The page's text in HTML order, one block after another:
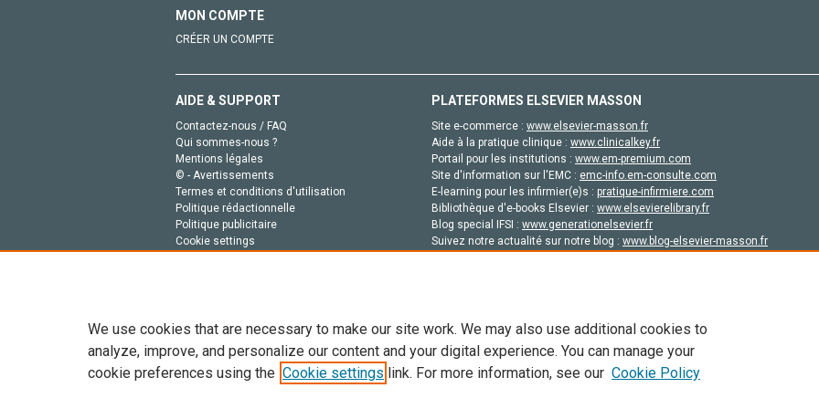
MON COMPTE
CRÉER UN COMPTE
AIDE & SUPPORT
Contactez-nous / FAQ
Qui sommes-nous ?
Mentions légales
© - Avertissements
Termes et conditions d'utilisation
Politique rédactionnelle
Politique publicitaire
Cookie settings
PLATEFORMES ELSEVIER MASSON
Site e-commerce : www.elsevier-masson.fr
Aide à la pratique clinique : www.clinicalkey.fr
Portail pour les institutions : www.em-premium.com
Site d'information sur l'EMC : emc-info.em-consulte.com
E-learning pour les infirmier(e)s : pratique-infirmiere.com
Bibliothèque d'e-books Elsevier : www.elsevierelibrary.fr
Blog special IFSI : www.generationelsevier.fr
Suivez notre actualité sur notre blog : www.blog-elsevier-masson.fr
Tout le contenu de ce site: Copyright © 2026 Elsevier, ses concédants de licence et ses contributeurs. Tout les droits sont réservés,
de données, a la formation en IA et aux technologies similaires. Pour tout contenu en libre accès, les conditions de licence
We use cookies that are necessary to make our site work. We may also use additional cookies to
analyze, improve, and personalize our content and your digital experience. You can manage your
cookie preferences using the Cookie settings link. For more information, see our Cookie Policy